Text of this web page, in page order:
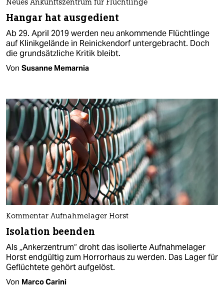
Neues Ankunftszentrum für Flüchtlinge
Hangar hat ausgedient
Ab 29. April 2019 werden neu ankommende Flüchtlinge
auf Klinikgelände in Reinickendorf untergebracht. Doch
die grundsätzliche Kritik bleibt.
Von Susanne Memarnia
Kommentar Aufnahmelager Horst
Isolation beenden
Als „Ankerzentrum“ droht das isolierte Aufnahmelager
Horst endgültig zum Horrorhaus zu werden. Das Lager für
Geflüchtete gehört aufgelöst.
Von Marco Carini